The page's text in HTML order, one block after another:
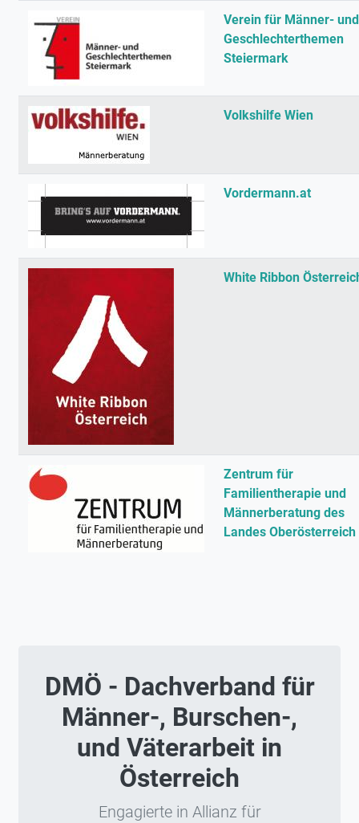
Verein für Männer- und
Geschlechterthemen
Steiermark
Volkshilfe Wien
Vordermann.at
White Ribbon
Zentrum für
Familientherapie und
Männerberatung des
Landes Oberösterreich
DMÖ - Dachverband für
Männer-, Burschen-,
und Väterarbeit in
Österreich
Engagierte in Allianz für